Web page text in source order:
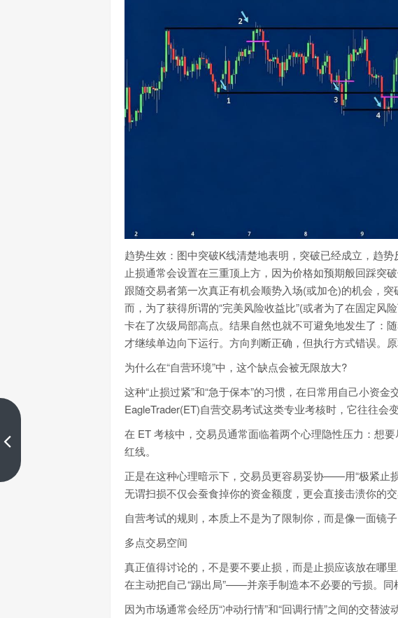
利用系统风控解决“知行合一”难题
趋势生效：图中突破K线清楚地表明，突破已经成立，趋
止损通常会设置在三重顶上方，因为价格如预期般回踩突
跟随交易者第一次真正有机会顺势入场(或加仓)的机会，
而，为了获得所谓的“完美风险收益比”(或者为了在固定风
卡在了次级局部高点。结果自然也就不可避免地发生了：
才继续单边向下运行。方向判断正确，但执行方式错误。
为什么在“自营环境”中，这个缺点会被无限放大?
这种“止损过紧”和“急于保本”的习惯，在日常用自己小资
EagleTrader(ET)自营交易考试这类专业考核时，它往往会
在 ET 考核中，交易员通常面临着两个心理隐性压力：想
红线。
正是在这种心理暗示下，交易员更容易妥协——用“极紧止
无谓扫损不仅会蚕食掉你的资金额度，更会直接击溃你的交
自营考试的规则，本质上不是为了限制你，而是像一面镜
多点交易空间
真正值得讨论的，不是要不要止损，而是止损应该放在哪
在主动把自己“踢出局”——并亲手制造本不必要的亏损。同
因为市场通常会经历“冲动行情”和“回调行情”之间的交替